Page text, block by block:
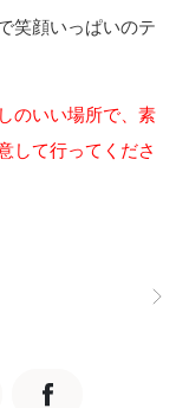
笑顔いっぱいのテ
のいい場所で、素
して行ってくださ